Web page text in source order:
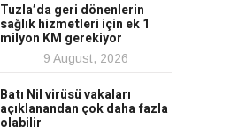
Tuzla’da geri dönenlerin
sağlık hizmetleri için ek 1
milyon KM gerekiyor
9 August, 2026
Batı Nil virüsü vakaları
açıklanandan çok daha fazla
olabilir